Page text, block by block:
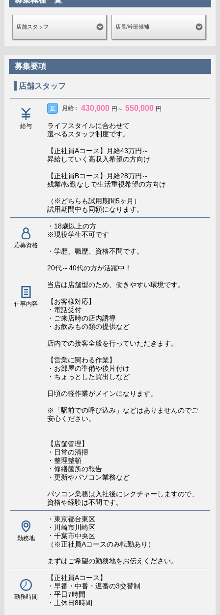
勤務期間
給与明細
基本給: 270,000円
総額:500,000円
主な仕事は店舗責任者のサポート、基本的な事
務作業と接客です。 この仕事の面白さは努力した分
だけ結果が返ってくるところです！ 売り上げが伸び
たときやお客様から高い評価を頂いた時、自分の成
果として実感出来ます！それがお給料に返ってくる
ことも良いことの一つですね！ 大手グループだから
455,000円
名前
Eさん/店舗スタッフ
役職
主任
年齢
29歳
基本給: 250,000円
役職手当: 55,000円
歩合: 150,000円
総額:455,000円
スタッフのホンネ!
前職はこの業界とは全く関係のない業種でし
が、ここのグループはそんなことはなく、むしろ一
般職よりいいのでは？と感じてしまうほど。 評価基
りやすいです！ これからもっと上を目指して頑張り
名前
役職
年齢
40歳
勤務期間
3ヵ月
役職手当: 50,000円
歩合: 130,000円
総額:430,000円
スタッフのホンネ!
夜職からこの業界に転職しました！ 前職では勤
務時間が不安定で、中々自分の時間が取れませんで
したが、今の職場は違います。しっかり勤務時間も
店舗スタッフ 店長/幹部候補
募集要項
店舗スタッフ
給与
正 月給 : 430,000 円 ～ 550,000 円
ライフスタイルに合わせて
選べるスタッフ制度です。
【正社員Aコース】月給43万円～
昇給していく高収入希望の方向け
【正社員Bコース】月給28万円～
残業/転勤なしで生活重視希望の方向け
（※どちらも試用期間5ヶ月）
試用期間中も同額になります。
応募資格
・18歳以上の方
※現役学生不可です
・学歴、職歴、資格不問です。
20代～40代の方が活躍中！
仕事内容
当店は店舗型のため、働きやすい環境です。
【お客様対応】
・電話受付
・ご来店時の店内誘導
・お飲みもの類の提供など
店内での接客全般を行っていただきます。
【営業に関わる作業】
・お部屋の準備や後片付け
・ちょっとした買出しなど
日頃の軽作業がメインになります。
※「駅前での呼び込み」などはありませんのでご
安心ください。
【店舗管理】
・日常の清掃
・整理整頓
・修繕箇所の報告
・更新やパソコン業務など
パソコン業務は入社後にレクチャーしますので、
資格や経験は不問です。
勤務地
・東京都台東区
・川崎市川崎区
・千葉市中央区
（※正社員Aコースのみ転勤あり）
まずはご希望の勤務地をお伝えください。
勤務時間
【正社員Aコース】
・早番・中番・遅番の3交替制
・平日7時間
・土休日8時間